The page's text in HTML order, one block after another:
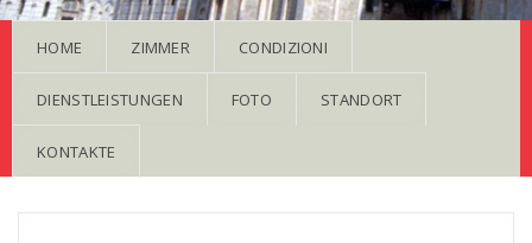
HOME ZIMMER CONDIZIONI
DIENSTLEISTUNGEN FOTO STANDORT
KONTAKTE